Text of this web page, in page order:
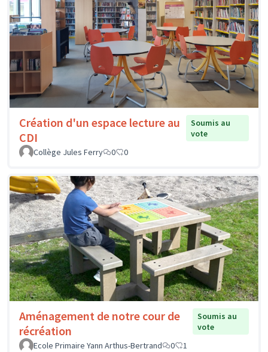
Création d'un espace lecture au
CDI
Soumis au
vote
Collège Jules Ferry
0 0
Aménagement de notre cour de
récréation
Soumis au
vote
Ecole Primaire Yann Arthus-Bertrand
0 1